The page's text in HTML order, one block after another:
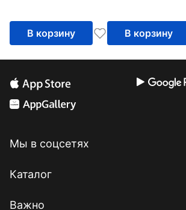
В корзину В корзину
Мы в соцсетях
Каталог
Важно